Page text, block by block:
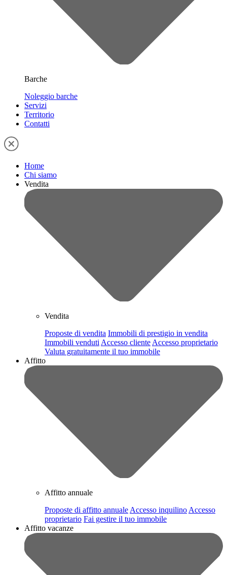
Barche
Noleggio barche
Servizi
Territorio
Contatti
Home
Chi siamo
Vendita
Vendita
Proposte di vendita Immobili di prestigio in vendita
Immobili venduti Accesso cliente Accesso proprietario
Valuta gratuitamente il tuo immobile
Affitto
Affitto annuale
Proposte di affitto annuale Accesso inquilino Accesso
proprietario Fai gestire il tuo immobile
Affitto vacanze